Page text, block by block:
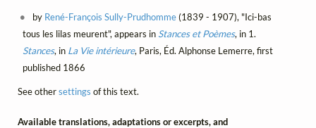
by René-François Sully-Prudhomme(1839 - 1907), "Ici-bas
tous les lilas meurent", appears in Stances et Poèmes, in 1.
Stances, in La Vie intérieure, Paris, Éd. Alphonse Lemerre, first
published 1866
See othersettings of this text.
Available translations, adaptations or excerpts, and